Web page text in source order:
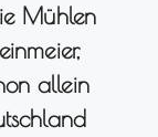
Mühlen
allein